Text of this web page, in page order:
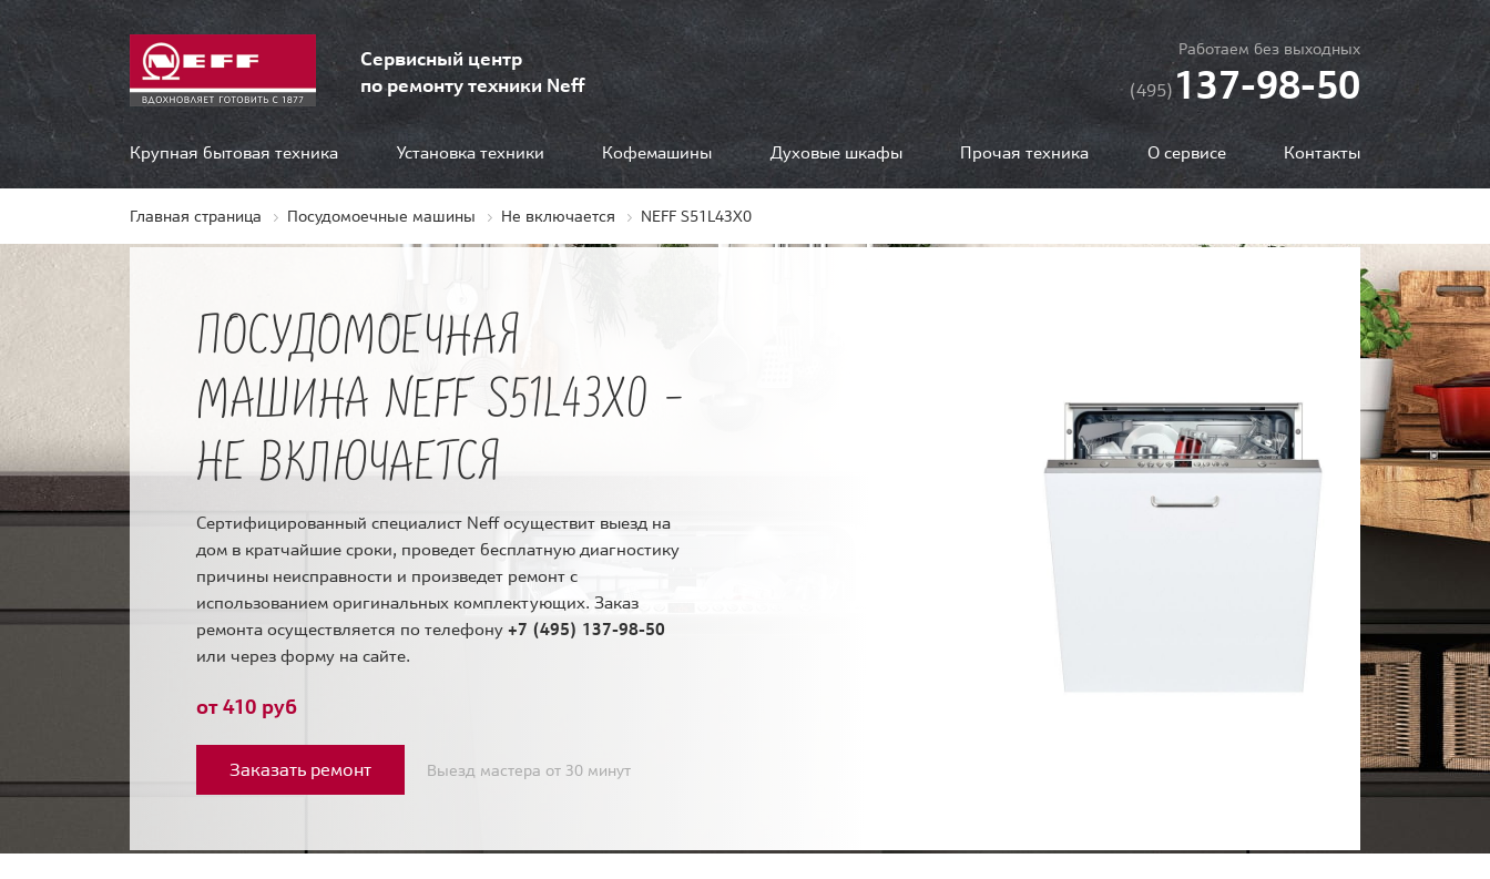
Сервисный центр
по ремонту техники Neff
Работаем без выходных
(495)137-98-50
Крупная бытовая техника Установка техники Кофемашины Духовые шкафы Прочая техника О сервисе Контакты
Главная страница Посудомоечные машины Не включается NEFF S51L43X0
ПОСУДОМОЕЧНАЯ
МАШИНА NEFF S51L43X0 -
НЕ ВКЛЮЧАЕТСЯ
Сертифицированный специалист Neff осуществит выезд на
дом в кратчайшие сроки, проведет бесплатную диагностику
причины неисправности и произведет ремонт с
использованием оригинальных комплектующих. Заказ
ремонта осуществляется по телефону +7 (495) 137-98-50
или через форму на сайте.
от 410 руб
Заказать ремонт Выезд мастера от 30 минут